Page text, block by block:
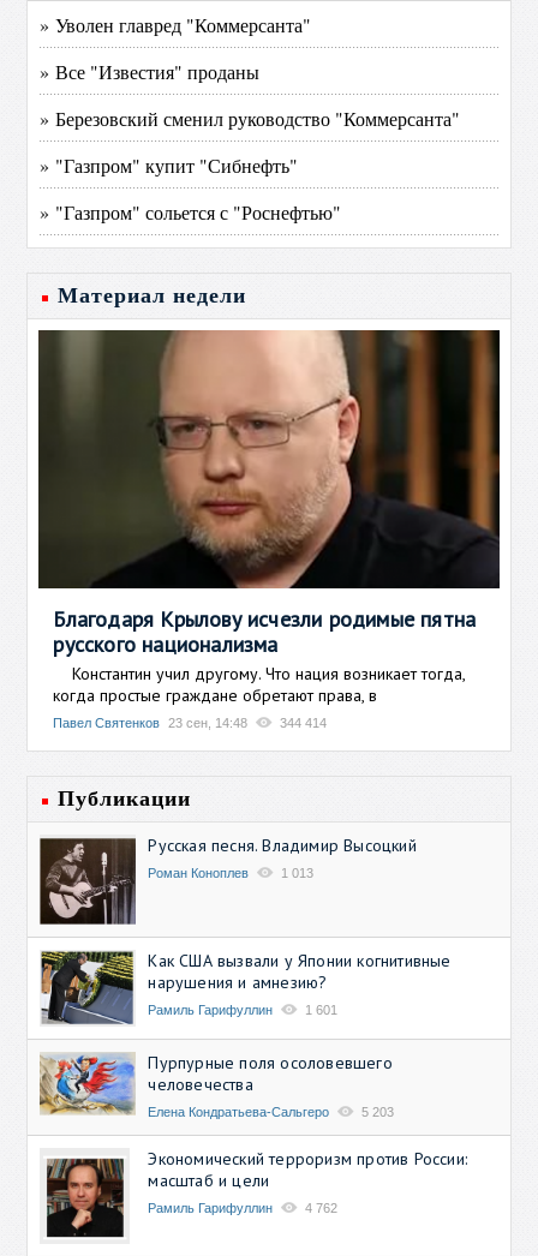
» Уволен главред "Коммерсанта"
» Все "Известия" проданы
» Березовский сменил руководство "Коммерсанта"
» "Газпром" купит "Сибнефть"
» "Газпром" сольется с "Роснефтью"
Материал недели
Благодаря Крылову исчезли родимые пятна
русского национализма
Константин учил другому. Что нация возникает тогда,
когда простые граждане обретают права, в
Павел Святенков 23 сен, 14:48 344 414
Публикации
Русская песня. Владимир Высоцкий
Роман Коноплев 1 013
Как США вызвали у Японии когнитивные
нарушения и амнезию?
Рамиль Гарифуллин 1 601
Пурпурные поля осоловевшего
человечества
Елена Кондратьева-Сальгеро 5 203
Экономический терроризм против России:
масштаб и цели
Рамиль Гарифуллин 4 762